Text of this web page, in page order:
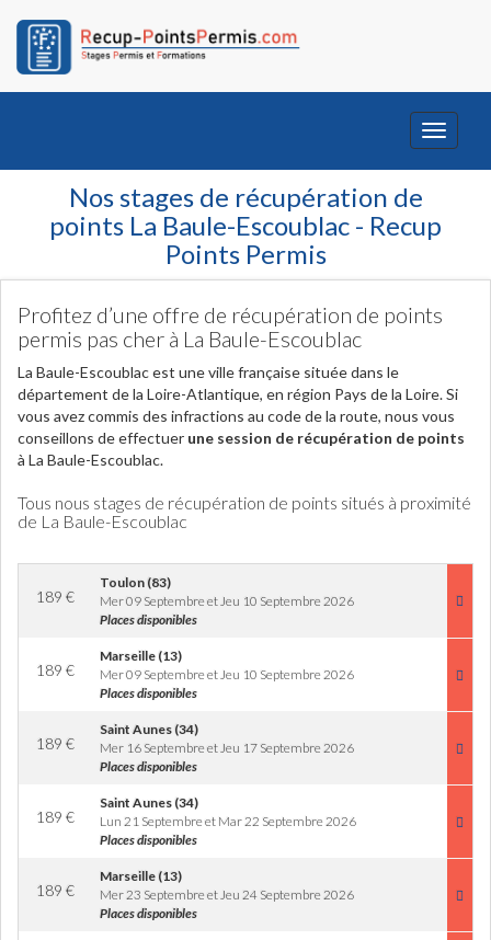
Toggle
Nos stages de récupération de
points La Baule-Escoublac - Recup
Points Permis
Profitez d’une offre de récupération de points
permis pas cher à La Baule-Escoublac
La Baule-Escoublac est une ville française située dans le
département de la Loire-Atlantique, en région Pays de la Loire. Si
vous avez commis des infractions au code de la route, nous vous
conseillons de effectuer une session de récupération de points
à La Baule-Escoublac.
Tous nous stages de récupération de points situés à proximité
de La Baule-Escoublac
189 €
Toulon (83)
Mer 09 Septembre et Jeu 10 Septembre 2026
Places disponibles
189 €
Marseille (13)
Mer 09 Septembre et Jeu 10 Septembre 2026
Places disponibles
189 €
Saint Aunes (34)
Mer 16 Septembre et Jeu 17 Septembre 2026
Places disponibles
189 €
Saint Aunes (34)
Lun 21 Septembre et Mar 22 Septembre 2026
Places disponibles
189 €
Marseille (13)
Mer 23 Septembre et Jeu 24 Septembre 2026
Places disponibles